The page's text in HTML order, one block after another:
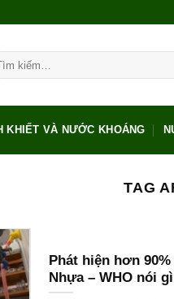
KHIẾT VÀ NƯỚC KHOÁNG
TAG
Phát hiện hơn
Nhựa – WHO nói gì